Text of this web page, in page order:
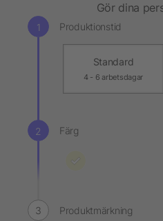
Gör dina
Produktionstid
Standard
4 - 6 arbetsdagar
Färg
Produktmärkning